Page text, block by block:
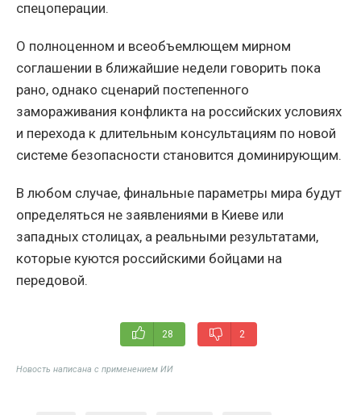
спецоперации.
О полноценном и всеобъемлющем мирном
соглашении в ближайшие недели говорить пока
рано, однако сценарий постепенного
замораживания конфликта на российских условиях
и перехода к длительным консультациям по новой
системе безопасности становится доминирующим.
В любом случае, финальные параметры мира будут
определяться не заявлениями в Киеве или
западных столицах, а реальными результатами,
которые куются российскими бойцами на
передовой.
28 2
Новость написана с применением ИИ